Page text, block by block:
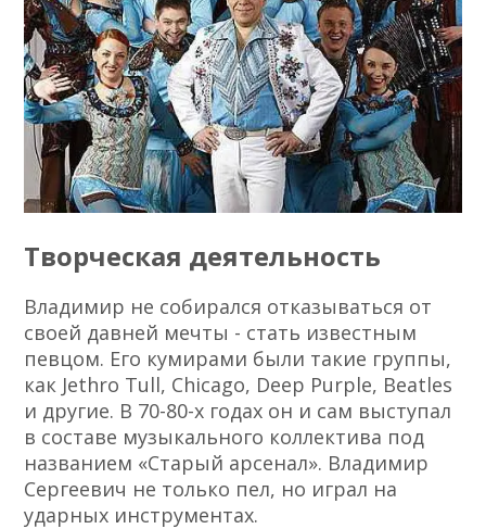
Творческая деятельность
Владимир не собирался отказываться от
своей давней мечты - стать известным
певцом. Его кумирами были такие группы,
как Jethro Tull, Chicago, Deep Purple, Beatles
и другие. В 70-80-х годах он и сам выступал
в составе музыкального коллектива под
названием «Старый арсенал». Владимир
Сергеевич не только пел, но играл на
ударных инструментах.